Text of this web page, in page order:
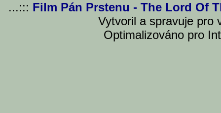
...::: Film Pán Prstenu - The Lord Of
Vytvoril a spravuje pro
Optimalizováno pro